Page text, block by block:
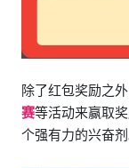
除了红包奖励之
赛等活动来赢取
个强有力的兴奋剂